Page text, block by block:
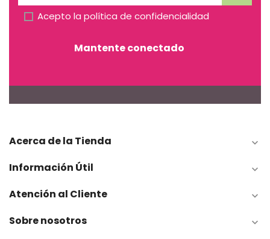
Acepto la política de confidencialidad
Mantente conectado
Acerca de la Tienda 
Información Útil 
Atención al Cliente 
Sobre nosotros 